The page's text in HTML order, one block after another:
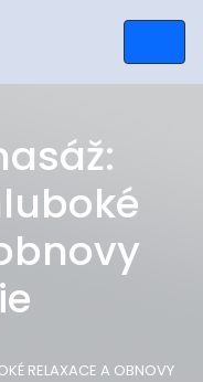
RELAXACE A OBNOVY